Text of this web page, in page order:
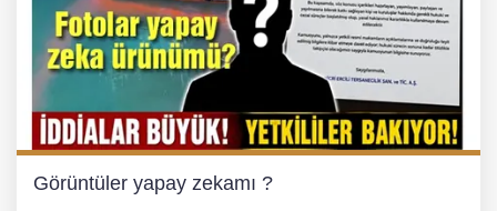
GÜNEY MARMARA OTOYOLU İMAR
PLANLARI ASKIDA!
256 PARÇA ESER ELE GEÇİRİLDİ
Görüntüler yapay zekamı ?